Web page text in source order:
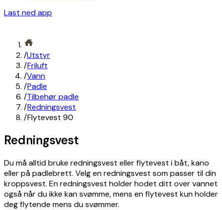
Last ned app
/Utstyr
/Friluft
/Vann
/Padle
/Tilbehør padle
/Redningsvest
/Flytevest 90
Redningsvest
Du må alltid bruke redningsvest eller flytevest i båt, kano
eller på padlebrett. Velg en redningsvest som passer til din
kroppsvest. En redningsvest holder hodet ditt over vannet
også når du ikke kan svømme, mens en flytevest kun holder
deg flytende mens du svømmer.